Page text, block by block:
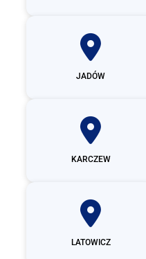
JADÓW
KARCZEW
LATOWICZ